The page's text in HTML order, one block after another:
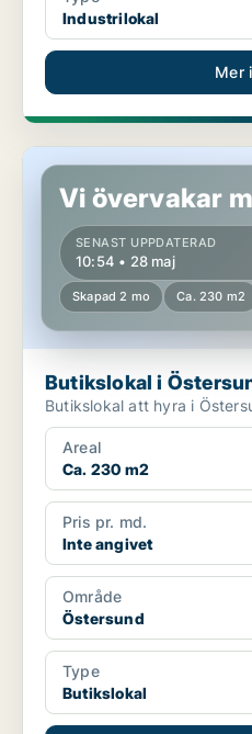
Industrilokal
Mer
Butikslokal i Östersund
Vi övervakar
SENAST UPPDATERAD
10:54 • 28 maj
Skapad 2 mo Ca. 230 m2
Butikslokal i
Butikslokal att hyra i
Areal
Ca. 230 m2
Pris pr. md.
Inte angivet
Område
Östersund
Type
Butikslokal